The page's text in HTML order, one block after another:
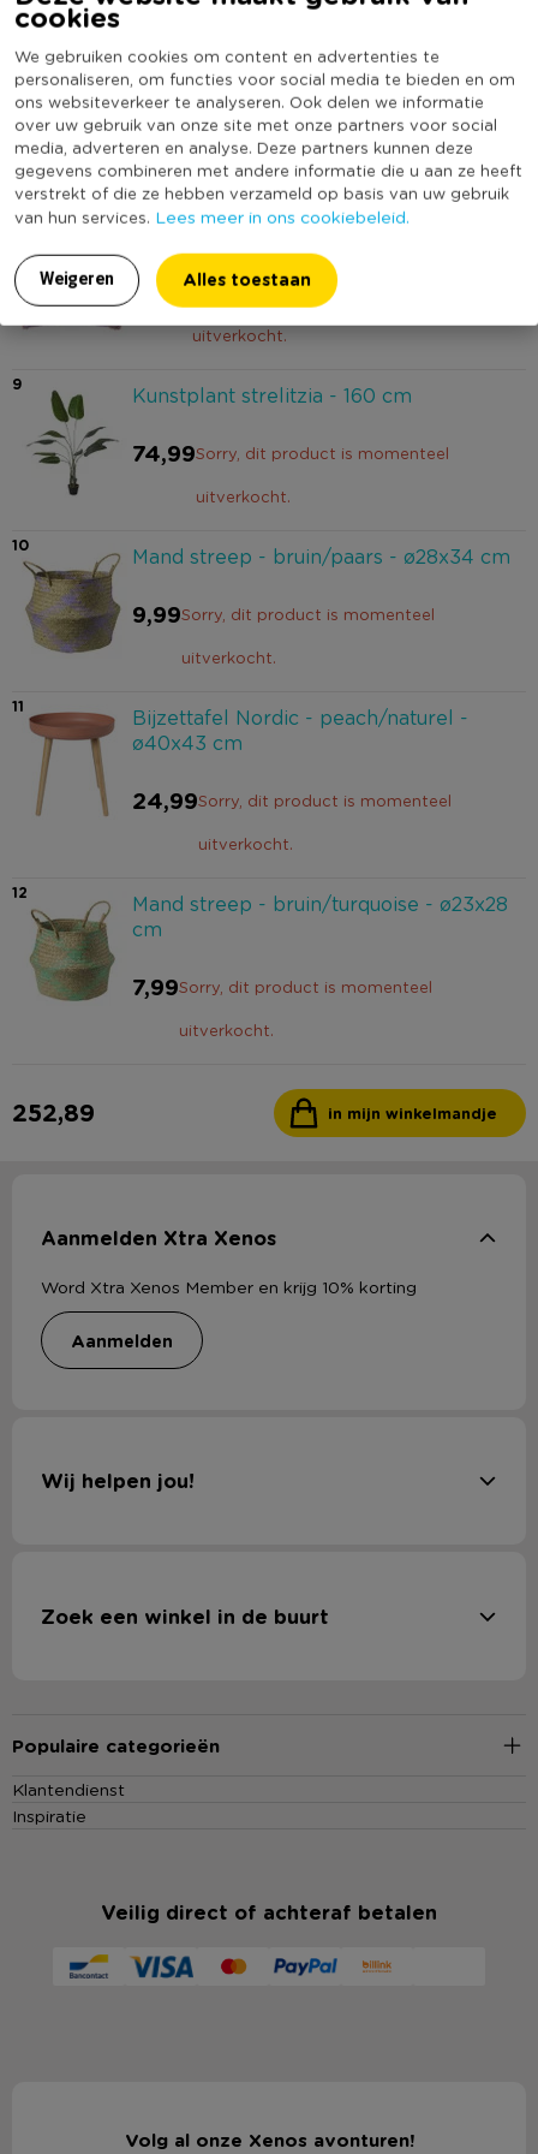
cookies
We gebruiken cookies om content en advertenties te
personaliseren, om functies voor social media te bieden en om
ons websiteverkeer te analyseren. Ook delen we informatie
over uw gebruik van onze site met onze partners voor social
media, adverteren en analyse. Deze partners kunnen deze
gegevens combineren met andere informatie die u aan ze heeft
verstrekt of die ze hebben verzameld op basis van uw gebruik
van hun services. Lees meer in ons cookiebeleid.
Weigeren Alles toestaan
Kussen palmboom rond - wit/groen -
ø38 cm
8,99 Sorry, dit product is momenteel
uitverkocht.
8
12,99Sorry, dit product is momenteel
uitverkocht.
9 Kunstplant strelitzia - 160 cm
74,99Sorry, dit product is momenteel
uitverkocht.
10 Mand streep - bruin/paars - ø28x34 cm
9,99Sorry, dit product is momenteel
uitverkocht.
11
Bijzettafel Nordic - peach/naturel -
ø40x43 cm
24,99Sorry, dit product is momenteel
uitverkocht.
12
Mand streep - bruin/turquoise - ø23x28
cm
7,99Sorry, dit product is momenteel
uitverkocht.
252,89 in mijn winkelmandje
Aanmelden Xtra Xenos
Word Xtra Xenos Member en krijg 10% korting
aanmelden
Wij helpen jou!
Zoek een winkel in de buurt
Populaire categorieën
Klantendienst
Inspiratie
Veilig direct of achteraf betalen
Volg al onze Xenos avonturen!